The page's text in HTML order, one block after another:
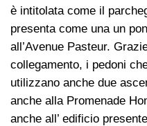
è intitolata come il
presenta come una un
all’Avenue Pasteur.
collegamento, i pedoni
utilizzano anche due
anche alla Promenade
anche all’ edificio